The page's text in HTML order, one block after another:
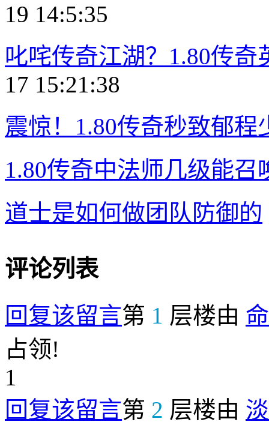
19 14:5:35
叱咤传奇江湖？1.80传
17 15:21:38
震惊！1.80传奇秒致郁程
1.80传奇中法师几级能召
道士是如何做团队防御的
评论列表
回复该留言第 1 层楼由
占领!
1
回复该留言第 2 层楼由